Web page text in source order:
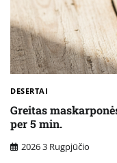
DESERTAI
Greitas
per 5 min.
2026 3 Rugpjūčio